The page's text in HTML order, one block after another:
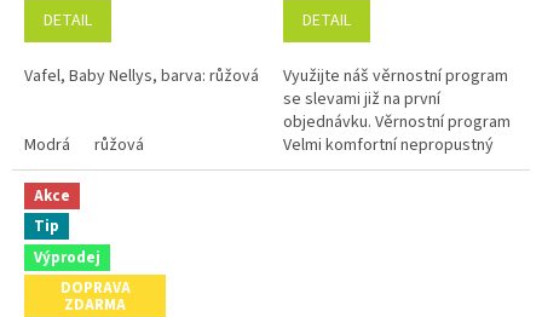
DETAIL
Vafel, Baby Nellys, barva: růžová
Modrá růžová
DETAIL
Využijte náš věrnostní program
se slevami již na první
objednávku. Věrnostní program
Velmi komfortní nepropustný
chránič matrace s povrchem z
Akce
Tip
Výprodej
DOPRAVA
ZDARMA